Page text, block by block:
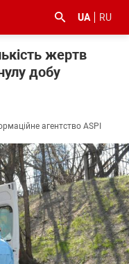
UA RU
жертв
добу
агентство ASPI
#коронавірус